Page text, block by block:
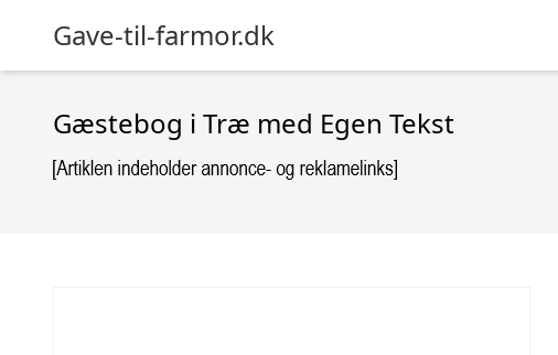
Gave-til-farmor.dk
Gæstebog i Træ med Egen Tekst